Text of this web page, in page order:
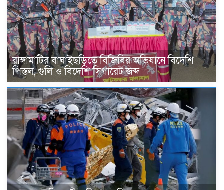
রাঙ্গামাটির বাঘাইছড়িতে বিজিবির অভিযানে বিদেশি
পিস্তল, গুলি ও বিদেশি সিগারেট জব্দ